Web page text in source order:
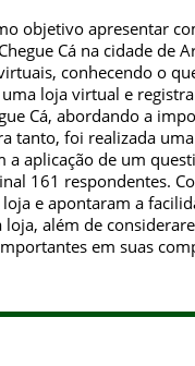
objetivo apresentar
Cá na cidade de
conhecendo o
loja virtual e
Cá, abordando a
tanto, foi realizada
aplicação de um
161 respondentes.
e apontaram a
além de
em suas